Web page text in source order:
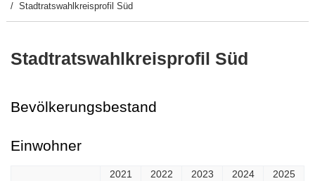
/ Stadtratswahlkreisprofil Süd
Stadtratswahlkreisprofil Süd
Bevölkerungsbestand
Einwohner
2021 2022 2023 2024
2025